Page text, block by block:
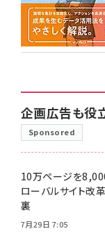
企画広告も役
Sponsored
10万ページを
ローバルサイト改
裏
7月29日 7:05